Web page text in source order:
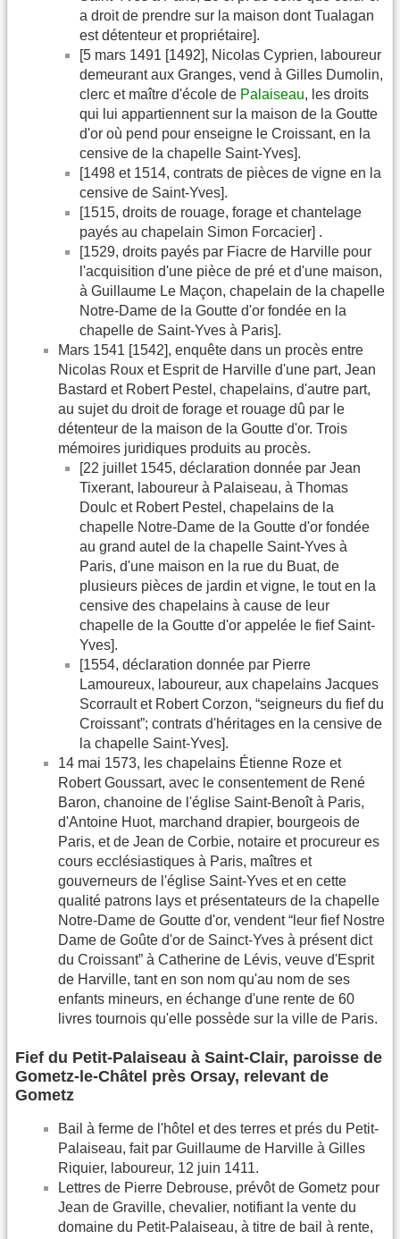
a droit de prendre sur la maison dont Tualagan
est détenteur et propriétaire].
[5 mars 1491 [1492], Nicolas Cyprien, laboureur
demeurant aux Granges, vend à Gilles Dumolin,
clerc et maître d'école de Palaiseau, les droits
qui lui appartiennent sur la maison de la Goutte
d'or où pend pour enseigne le Croissant, en la
censive de la chapelle Saint-Yves].
[1498 et 1514, contrats de pièces de vigne en la
censive de Saint-Yves].
[1515, droits de rouage, forage et chantelage
payés au chapelain Simon Forcacier] .
[1529, droits payés par Fiacre de Harville pour
l'acquisition d'une pièce de pré et d'une maison,
à Guillaume Le Maçon, chapelain de la chapelle
Notre-Dame de la Goutte d'or fondée en la
chapelle de Saint-Yves à Paris].
Mars 1541 [1542], enquête dans un procès entre
Nicolas Roux et Esprit de Harville d'une part, Jean
Bastard et Robert Pestel, chapelains, d'autre part,
au sujet du droit de forage et rouage dû par le
détenteur de la maison de la Goutte d'or. Trois
mémoires juridiques produits au procès.
[22 juillet 1545, déclaration donnée par Jean
Tixerant, laboureur à Palaiseau, à Thomas
Doulc et Robert Pestel, chapelains de la
chapelle Notre-Dame de la Goutte d'or fondée
au grand autel de la chapelle Saint-Yves à
Paris, d'une maison en la rue du Buat, de
plusieurs pièces de jardin et vigne, le tout en la
censive des chapelains à cause de leur
chapelle de la Goutte d'or appelée le fief Saint-
Yves].
[1554, déclaration donnée par Pierre
Lamoureux, laboureur, aux chapelains Jacques
Scorrault et Robert Corzon, “seigneurs du fief du
Croissant”; contrats d'héritages en la censive de
la chapelle Saint-Yves].
14 mai 1573, les chapelains Étienne Roze et
Robert Goussart, avec le consentement de René
Baron, chanoine de l'église Saint-Benoît à Paris,
d'Antoine Huot, marchand drapier, bourgeois de
Paris, et de Jean de Corbie, notaire et procureur es
cours ecclésiastiques à Paris, maîtres et
gouverneurs de l'église Saint-Yves et en cette
qualité patrons lays et présentateurs de la chapelle
Notre-Dame de Goutte d'or, vendent “leur fief Nostre
Dame de Goûte d'or de Sainct-Yves à présent dict
du Croissant” à Catherine de Lévis, veuve d'Esprit
de Harville, tant en son nom qu'au nom de ses
enfants mineurs, en échange d'une rente de 60
livres tournois qu'elle possède sur la ville de Paris.
Fief du Petit-Palaiseau à Saint-Clair, paroisse de
Gometz-le-Châtel près Orsay, relevant de
Gometz
Bail à ferme de l'hôtel et des terres et prés du Petit-
Palaiseau, fait par Guillaume de Harville à Gilles
Riquier, laboureur, 12 juin 1411.
Lettres de Pierre Debrouse, prévôt de Gometz pour
Jean de Graville, chevalier, notifiant la vente du
domaine du Petit-Palaiseau, à titre de bail à rente,